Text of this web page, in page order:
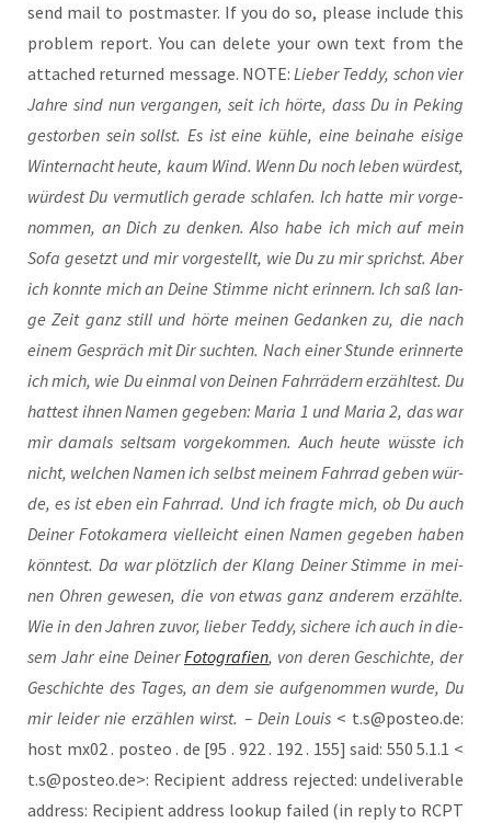
send mail to post­mas­ter. If you do so, plea­se include this
pro­blem report. You can dele­te your own text from the
atta­ched retur­ned mes­sa­ge. NOTE:Lie­ber Ted­dy, schon vier
Jah­re sind nun ver­gan­gen, seit ich hör­te, dass Du in Peking
gestor­ben sein sollst. Es ist eine küh­le, eine bei­na­he eisi­ge
Win­ter­nacht heu­te, kaum Wind. Wenn Du noch leben wür­dest,
wür­dest Du ver­mut­lich gera­de schla­fen. Ich hat­te mir vor­ge­
nom­men, an Dich zu den­ken. Also habe ich mich auf mein
Sofa gesetzt und mir vor­ge­stellt, wie Du zu mir sprichst. Aber
ich konn­te mich an Dei­ne Stim­me nicht erin­nern. Ich saß lan­
ge Zeit ganz still und hör­te mei­nen Gedan­ken zu, die nach
einem Gespräch mit Dir such­ten. Nach einer Stun­de erin­ner­te
ich mich, wie Du ein­mal von Dei­nen Fahr­rä­dern erzähl­test. Du
hat­test ihnen Namen gege­ben: Maria 1 und Maria 2, das war
mir damals selt­sam vor­ge­kom­men. Auch heu­te wüss­te ich
nicht, wel­chen Namen ich selbst mei­nem Fahr­rad geben wür­
de, es ist eben ein Fahr­rad. Und ich frag­te mich, ob Du auch
Dei­ner Foto­ka­me­ra viel­leicht einen Namen gege­ben haben
könn­test. Da war plötz­lich der Klang Dei­ner Stim­me in mei­
nen Ohren gewe­sen, die von etwas ganz ande­rem erzähl­te.
Wie in den Jah­ren zuvor, lie­ber Ted­dy, siche­re ich auch in die­
sem Jahr eine Dei­nerFoto­gra­fien, von deren Geschich­te, der
Geschich­te des Tages, an dem sie auf­ge­nom­men wur­de, Du
mir lei­der nie erzäh­len wirst. – Dein Lou­is< t.s@posteo.de:
host mx02 . pos­teo . de [95 . 922 . 192 . 155] said: 550 5.1.1 <
t.s@posteo.de>: Reci­pi­ent address rejec­ted: unde­li­vera­ble
address: Reci­pi­ent address look­up fai­led (in rep­ly to RCPT